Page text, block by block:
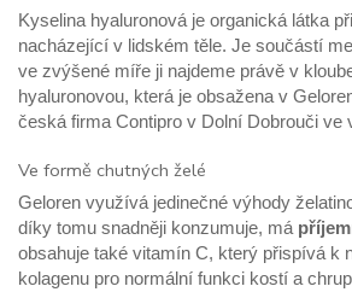
Kyselina hyaluronová je organická látka
nacházející v lidském těle. Je součástí
ve zvýšené míře ji najdeme právě v
hyaluronovou, která je obsažena v
česká firma Contipro v Dolní Dobrouči ve
Ve formě chutných želé
Geloren využívá jedinečné výhody
díky tomu snadněji konzumuje, má
obsahuje také vitamín C, který přispívá k
kolagenu pro normální funkci kostí a